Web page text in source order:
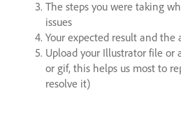
The steps you were taking
issues
Your expected result and the
Upload your Illustrator file or
or gif, this helps us most to
resolve it)